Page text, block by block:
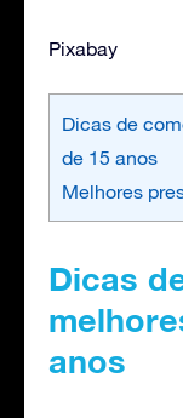
Pixabay
Dicas de
de 15 anos
Melhores
Dicas
anos